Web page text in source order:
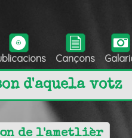
Cançons
d'aquela votz
de l'ametlièr